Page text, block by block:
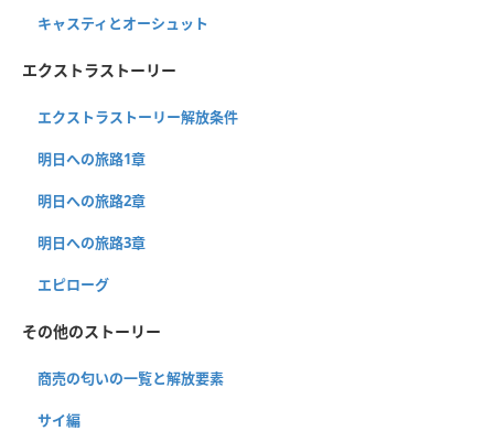
キャスティとオーシュット
エクストラストーリー
エクストラストーリー解放条件
明日への旅路1章
明日への旅路2章
明日への旅路3章
エピローグ
その他のストーリー
商売の匂いの一覧と解放要素
サイ編